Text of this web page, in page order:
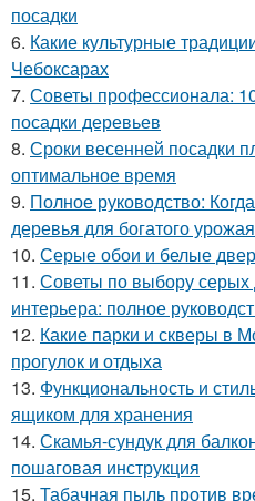
посадки
6. Какие культурные
Чебоксарах
7. Советы профессионала:
посадки деревьев
8. Сроки весенней посадки
оптимальное время
9. Полное руководство:
деревья для богатого урожая
10. Серые обои и белые
11. Советы по выбору
интерьера: полное
12. Какие парки и скверы в
прогулок и отдыха
13. Функциональность и
ящиком для хранения
14. Скамья-сундук для
пошаговая инструкция
15. Табачная пыль против